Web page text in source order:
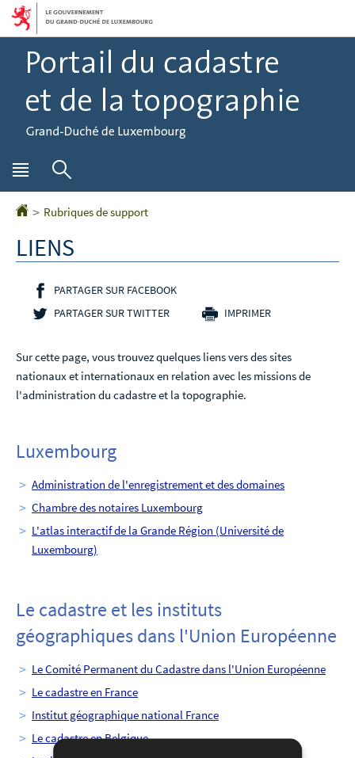
Aller
navigation
Aller
Menu
Accueil
Rubriques de support
LIENS
PARTAGER SUR FACEBOOK
PARTAGER SUR TWITTER - NOUVELLE FENÊTRE
IMPRIMER
Sur cette page, vous trouvez quelques liens vers des sites
nationaux et internationaux en relation avec les missions de
l'administration du cadastre et la topographie.
Luxembourg
Administration de l'enregistrement et des domaines
Chambre des notaires Luxembourg
L'atlas interactif de la Grande Région (Université de
Luxembourg)
Le cadastre et les instituts
géographiques dans l'Union Européenne
Le Comité Permanent du Cadastre dans l'Union Européenne
Le cadastre en France
Institut géographique national France
Le cadastre en Belgique